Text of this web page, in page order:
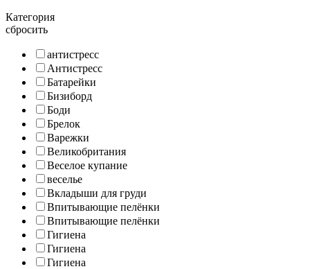
Категория
сбросить
антистресс
Антистресс
Батарейки
Бизиборд
Боди
Брелок
Варежки
Великобритания
Веселое купание
веселье
Вкладыши для груди
Впитывающие пелёнки
Впитывающие пелёнки
Гигиена
Гигиена
Гигиена